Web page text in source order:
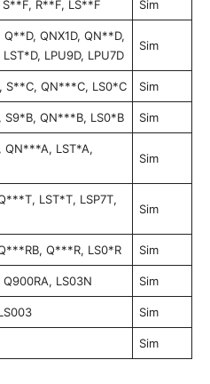
R**F, LS**F Sim
Q**D, QNX1D, QN**D,
LPU9D, LPU7D
Sim
QN***C, LS0*C Sim
QN***B, LS0*B Sim
LST*A,
Sim
LST*T, LSP7T,
Sim
Q***R, LS0*R Sim
LS03N Sim
Sim
Sim